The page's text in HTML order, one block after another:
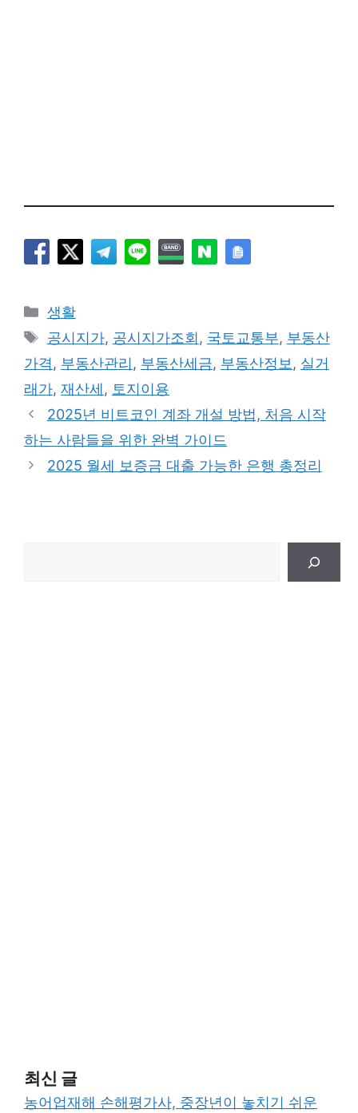
카
테
리
생활
태
그
공시지가, 공시지가조회 , 국토교통부, 부동산
가격, 부동산관리 , 부동산세금, 부동산정보 , 실거
래가, 재산세, 토지이용
2025년 비트코인 계좌 개설 방법, 처음 시작
하는 사람들을 위한 완벽 가이드
2025 월세 보증금 대출 가능한 은행 총정리
최신 글
농어업재해 손해평가사, 중장년이 놓치기 쉬운